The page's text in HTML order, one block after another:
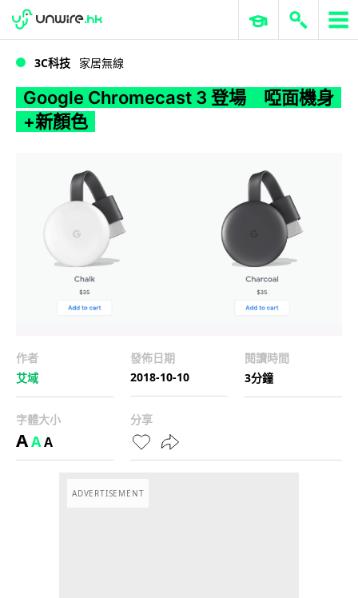
WWDC 2026 ERP 與商業 AI
3C科技 家居無線
Google Chromecast 3 登場 啞面機身
+新顏色
作者
艾域
發佈日期
2018-10-10
閱讀時間
3分鐘
字體大小
AAA
分享
ADVERTISEMENT